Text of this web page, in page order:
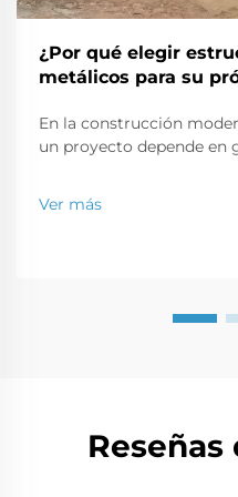
¿Por qué elegir
metálicos para su
En la construcción
un proyecto depende en
ahora son favoritas para
almacenes comerciales.
Ver más